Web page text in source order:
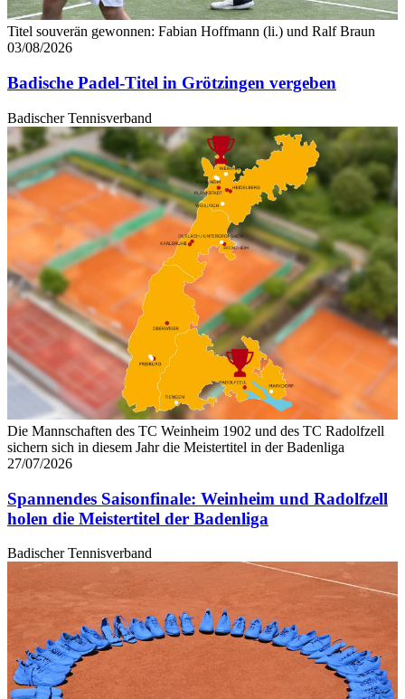
Titel souverän gewonnen: Fabian Hoffmann (li.) und Ralf Braun
03/08/2026
Badische Padel-Titel in Grötzingen vergeben
Badischer Tennisverband
Die Mannschaften des TC Weinheim 1902 und des TC Radolfzell
sichern sich in diesem Jahr die Meistertitel in der Badenliga
27/07/2026
Spannendes Saisonfinale: Weinheim und Radolfzell
holen die Meistertitel der Badenliga
Badischer Tennisverband